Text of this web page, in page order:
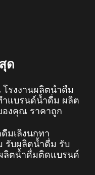
ด
รงงานผลิตน้ำดื่ม
แบรนด์น้ำดื่ม ผลิต
งคุณ ราคาถูก
มเลิงนกทา
รับผลิตน้ำดื่ม รับ
ลิตน้ำดื่มติดแบรนด์